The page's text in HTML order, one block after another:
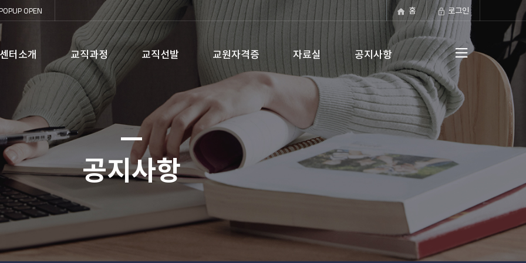
전체메뉴
OPEN 홈 로그인
센터소개 교직과정 교직선발 교원자격증 자료실 공지사항
공지사항